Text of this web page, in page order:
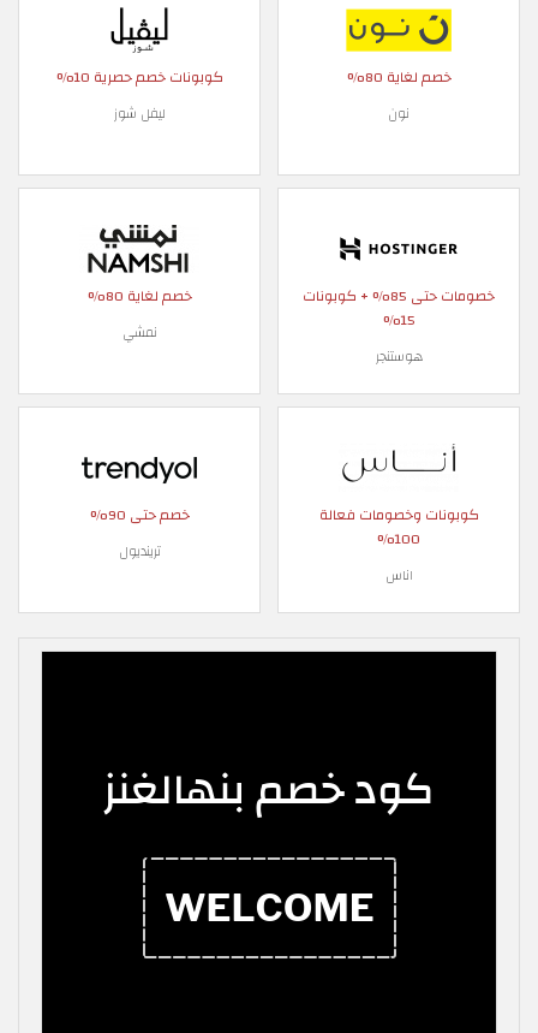
خصم لغاية 80%
نون
كوبونات خصم حصرية 10%
ليفل شوز
خصومات حتى 85% + كوبونات
15%
هوستنجر
خصم لغاية 80%
نمشي
كوبونات وخصومات فعالة
100%
اناس
خصم حتى 90%
ترينديول